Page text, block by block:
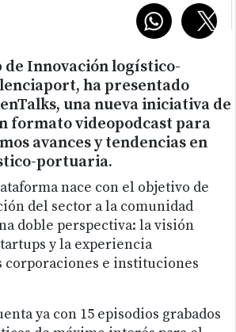
de Innovación logístico-
ha presentado
una nueva iniciativa de
formato videopodcast para
avances y tendencias en
portuaria.
nace con el objetivo de
del sector a la comunidad
doble perspectiva: la visión
y la experiencia
corporaciones e instituciones
ya con 15 episodios grabados